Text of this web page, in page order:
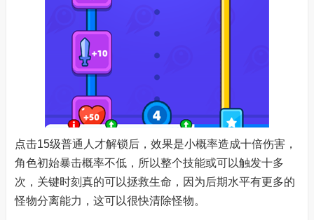
点击15级普通人才解锁后，效果是小概率造成十倍伤害，
角色初始暴击概率不低，所以整个技能或可以触发十多
次，关键时刻真的可以拯救生命，因为后期水平有更多的
怪物分离能力，这可以很快清除怪物。